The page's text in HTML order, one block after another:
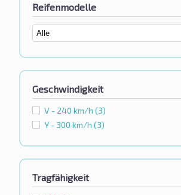
Reifenmodelle
Geschwindigkeit
V - 240 km/h (3)
Y - 300 km/h (3)
Tragfähigkeit